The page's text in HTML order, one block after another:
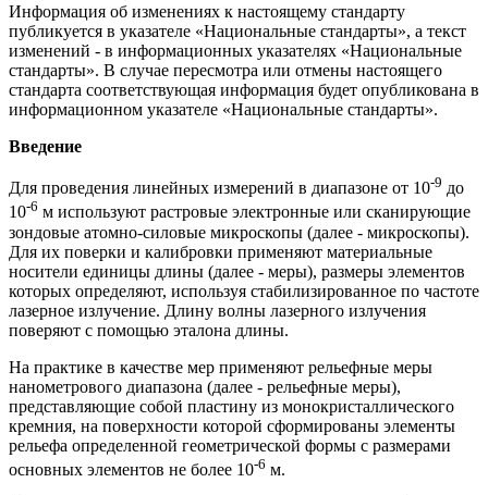
Информация об изменениях к настоящему стандарту
публикуется в указателе «Национальные стандарты», а текст
изменений - в информационных указателях «Национальные
стандарты». В случае пересмотра или отмены настоящего
стандарта соответствующая информация будет опубликована в
информационном указателе «Национальные стандарты».
Введение
Для проведения линейных измерений в диапазоне от 10-9 до
10-6 м используют растровые электронные или сканирующие
зондовые атомно-силовые микроскопы (далее - микроскопы).
Для их поверки и калибровки применяют материальные
носители единицы длины (далее - меры), размеры элементов
которых определяют, используя стабилизированное по частоте
лазерное излучение. Длину волны лазерного излучения
поверяют с помощью эталона длины.
На практике в качестве мер применяют рельефные меры
нанометрового диапазона (далее - рельефные меры),
представляющие собой пластину из монокристаллического
кремния, на поверхности которой сформированы элементы
рельефа определенной геометрической формы с размерами
основных элементов не более 10-6 м.